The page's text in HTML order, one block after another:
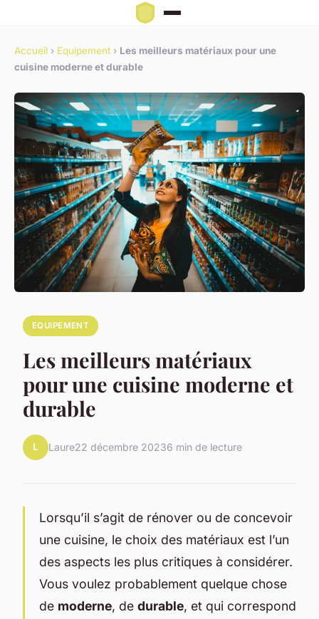
Accueil › Equipement › Les meilleurs matériaux pour une
cuisine moderne et durable
EQUIPEMENT
Les meilleurs matériaux
pour une cuisine moderne et
durable
L Laure22 décembre 20236 min de lecture
Lorsqu’il s’agit de rénover ou de concevoir
une cuisine, le choix des matériaux est l’un
des aspects les plus critiques à considérer.
Vous voulez probablement quelque chose
de moderne, de durable, et qui correspond